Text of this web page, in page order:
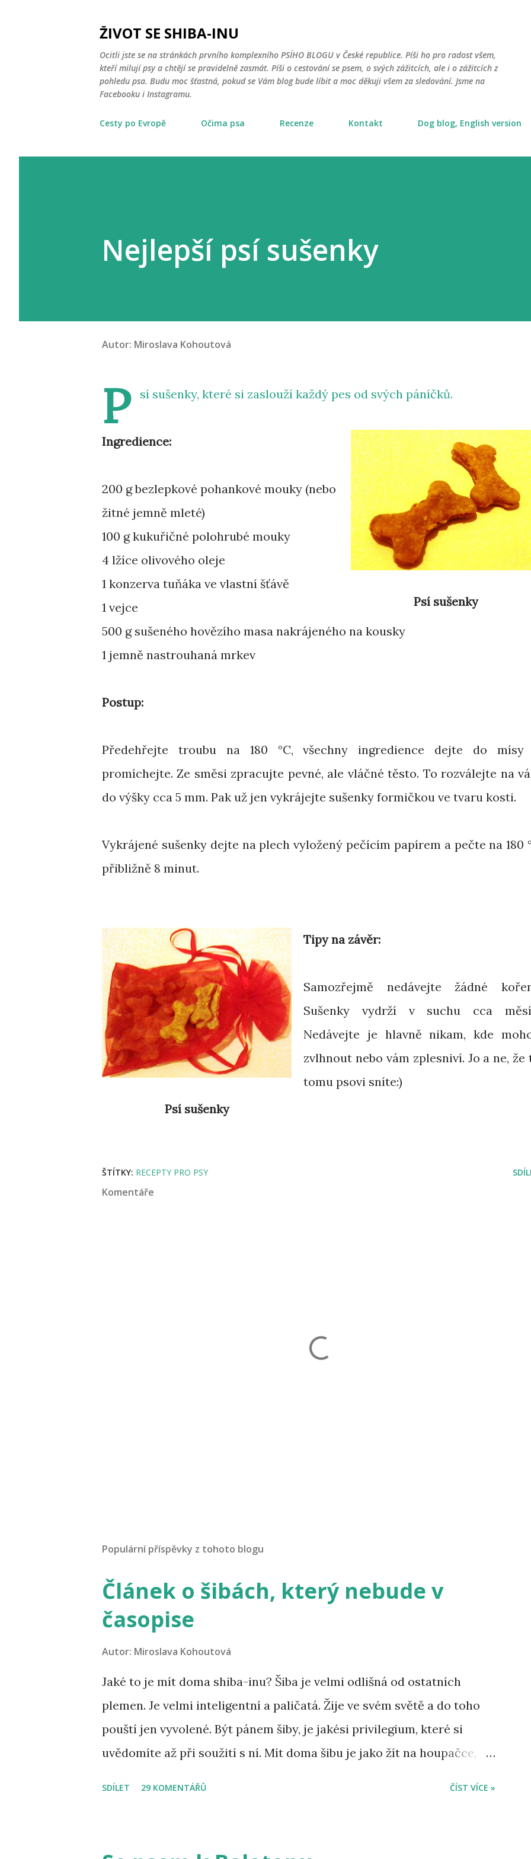
ŽIVOT SE SHIBA-INU
Ocitli jste se na stránkách prvního komplexního PSÍHO BLOGU v České republice. Píši ho pro radost všem,
kteří milují psy a chtějí se pravidelně zasmát. Píši o cestování se psem, o svých zážitcích, ale i o zážitcích z
pohledu psa. Budu moc šťastná, pokud se Vám blog bude líbit a moc děkuji všem za sledování. Jsme na
Facebooku i Instagramu.
Cesty po Evropě Očima psa Recenze Kontakt Dog blog, English version
Nejlepší psí sušenky
Autor: Miroslava Kohoutová
P sí sušenky, které si zaslouží každý pes od svých páníčků.
Psí sušenky
Ingredience:
200 g bezlepkové pohankové mouky (nebo
žitné jemně mleté)
100 g kukuřičné polohrubé mouky
4 lžíce olivového oleje
1 konzerva tuňáka ve vlastní šťávě
1 vejce
500 g sušeného hovězího masa nakrájeného na kousky
1 jemně nastrouhaná mrkev
Postup:
Předehřejte troubu na 180 °C, všechny ingredience dejte do mísy
promíchejte. Ze směsi zpracujte pevné, ale vláčné těsto. To rozválejte na
do výšky cca 5 mm. Pak už jen vykrájejte sušenky formičkou ve tvaru kosti.
Vykrájené sušenky dejte na plech vyložený pečícím papírem a pečte na 180
přibližně 8 minut.
Psí sušenky
Tipy na závěr:
Samozřejmě nedávejte žádné
Sušenky vydrží v suchu cca
Nedávejte je hlavně nikam, kde
zvlhnout nebo vám zplesniví. Jo a ne, že
tomu psovi sníte:)
ŠTÍTKY: RECEPTY PRO PSY
Komentáře
Populární příspěvky z tohoto blogu
Článek o šibách, který nebude v
časopise
Autor: Miroslava Kohoutová
Jaké to je mít doma shiba-inu? Šiba je velmi odlišná od ostatních
plemen. Je velmi inteligentní a paličatá. Žije ve svém světě a do toho
pouští jen vyvolené. Být pánem šiby, je jakési privilegium, které si
uvědomíte až při soužití s ní. Mít doma šibu je jako žít na houpačce,
SDÍLET 29 KOMENTÁŘŮ ČÍST VÍCE »